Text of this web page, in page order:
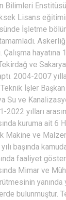
Lisans
İşletme
Çalışma
ve
2004-2007
İşler Başkan
Su ve
2022 yılları
kuruma ait 6
Makine ve
yılı başında
faaliyet
Mimar ve
bulunmuştur.